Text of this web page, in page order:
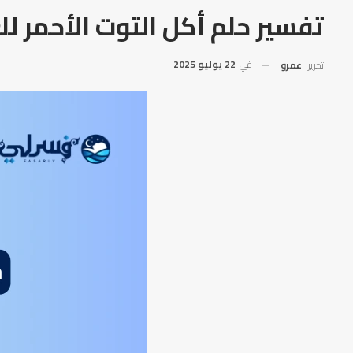
تفسير حلم أكل التوت الأحمر
تحرير: عمرو في 22 يوليو 2025